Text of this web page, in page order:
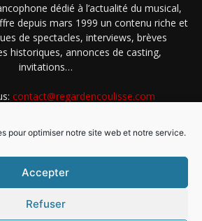
pour optimiser notre site web et notre service.
Accepter
Refuser
dédié à l’actualité du musical,
depuis mars 1999 un contenu riche et
de spectacles, interviews, brèves
historiques, annonces de casting,
invitations…
contact@regardencoulisse.com